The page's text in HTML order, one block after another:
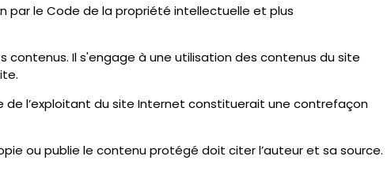
par le Code de la propriété intellectuelle et plus
Il s'engage à une utilisation des contenus du site
l’exploitant du site Internet constituerait une contrefaçon
ou publie le contenu protégé doit citer l’auteur et sa source.